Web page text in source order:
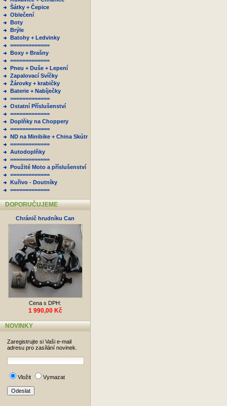
Šátky + Čepice
Oblečení
Boty
Brýle
Batohy + Ledvinky
=============
Boxy + Brašny
=============
Pneu + Duše + Lepení
Zapalovací Svíčky
Žárovky + krabičky
Baterie + Nabíječky
=============
Ostatní Příslušenství
=============
Doplňky na Choppery
=============
ND na Minibike + China Skútr
=============
Autodoplňky
=============
Použité Moto a příslušenství
=============
Kuřivo - Doutníky
=============
DOPORUČUJEME
Chránič hrudníku Can
Cena s DPH:
1 990,00 Kč
NOVINKY
Zaregistrujte si Vaši e-mail
adresu pro zasílání novinek.
Vložit Vymazat